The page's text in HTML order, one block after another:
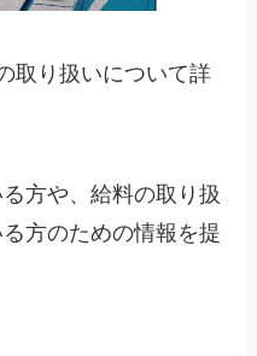
取り扱いについて詳
方や、給料の取り扱
方のための情報を提